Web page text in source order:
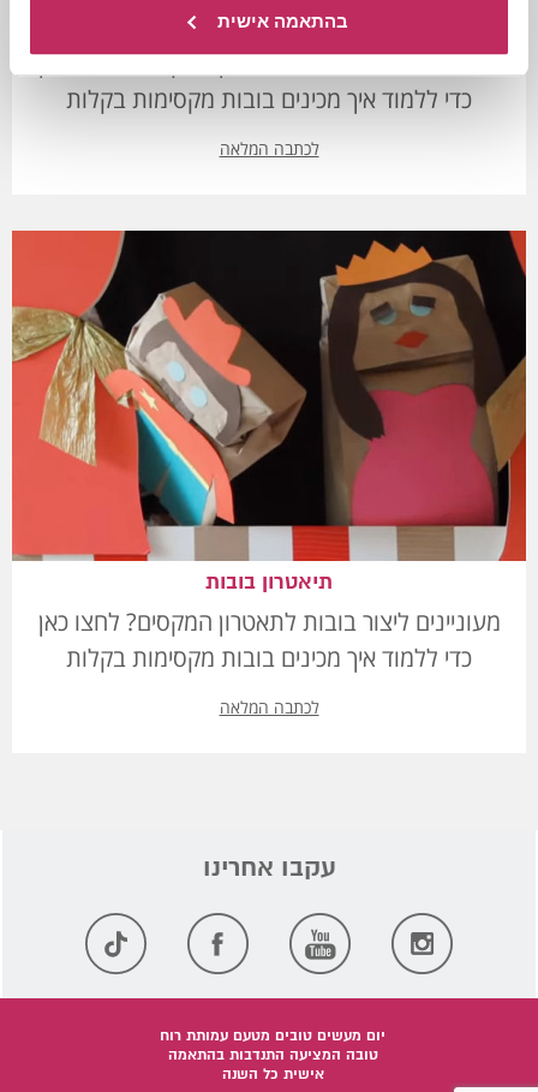
בהתאמה אישית
תיאטרון בובות
מעוניינים ליצור בובות לתאטרון המקסים? לחצו כאן
כדי ללמוד איך מכינים בובות מקסימות בקלות
לכתבה המלאה
תיאטרון בובות
מעוניינים ליצור בובות לתאטרון המקסים? לחצו כאן
כדי ללמוד איך מכינים בובות מקסימות בקלות
לכתבה המלאה
יום מעשים טובים מטעם עמותת רוח
טובה המציעה התנדבות בהתאמה
אישית כל השנה